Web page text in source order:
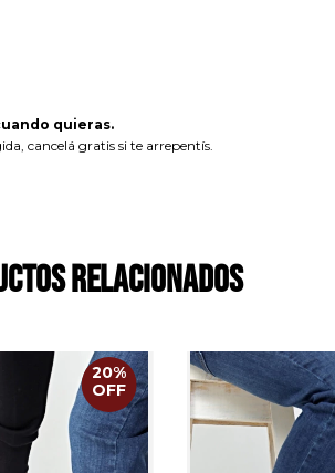
quieras.
cancelá gratis si te arrepentís.
relacionados
20%
OFF